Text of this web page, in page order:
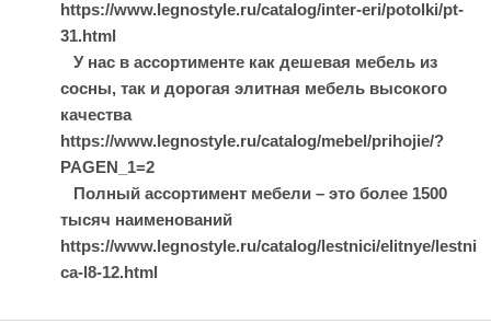
https://www.legnostyle.ru/catalog/inter-eri/potolki/pt-
31.html
У нас в ассортименте как дешевая мебель из
сосны, так и дорогая элитная мебель высокого
качества
https://www.legnostyle.ru/catalog/mebel/prihojie/?
PAGEN_1=2
Полный ассортимент мебели – это более 1500
тысяч наименований
https://www.legnostyle.ru/catalog/lestnici/elitnye/lestni
ca-l8-12.html